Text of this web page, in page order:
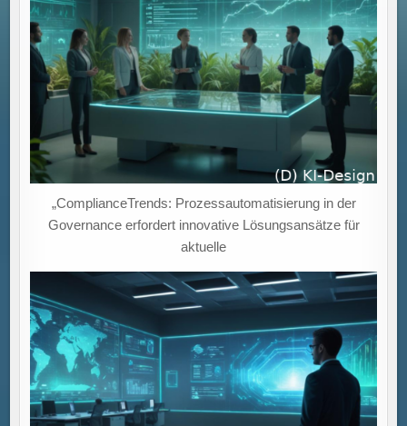
„ComplianceTrends: Prozessautomatisierung in der
Governance erfordert innovative Lösungsansätze für
aktuelle